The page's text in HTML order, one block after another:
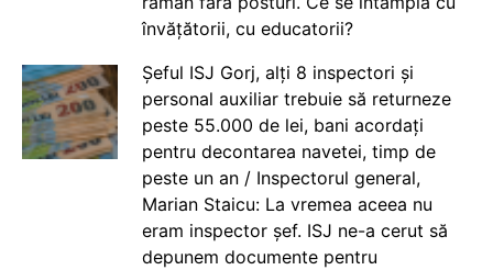
învățătorii, cu educatorii?
Șeful ISJ Gorj, alți 8 inspectori și
personal auxiliar trebuie să returneze
peste 55.000 de lei, bani acordați
pentru decontarea navetei, timp de
peste un an / Inspectorul general,
Marian Staicu: La vremea aceea nu
eram inspector șef. ISJ ne-a cerut să
depunem documente pentru